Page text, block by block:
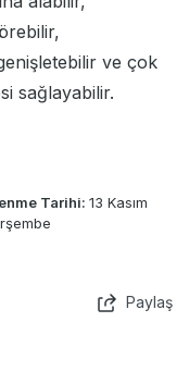
ve çok
sağlayabilir.
Tarihi: 13 Kasım
Paylaş